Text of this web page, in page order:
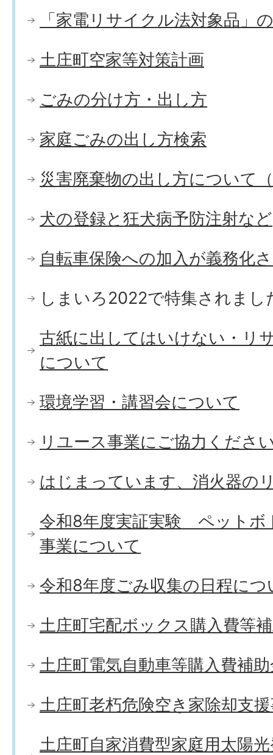
「家電リサイクル法対象品」
土庄町空家等対策計画
ごみの分け方・出し方
家庭ごみの出し方検索
災害廃棄物の出し方について
犬の登録と狂犬病予防注射など
自転車保険への加入が義務化
しまいろ2022で特集されまし
古紙に出してはいけない・リ
について
環境学習・講習会について
リユース事業にご協力くださ
はじまっています、消火器の
令和8年度実証実験 ペットボ
事業について
令和8年度ごみ収集の日程につ
土庄町宅配ボックス購入費等
土庄町電気自動車等購入費補
土庄町老朽危険空き家除却支
土庄町自家消費型家庭用太陽